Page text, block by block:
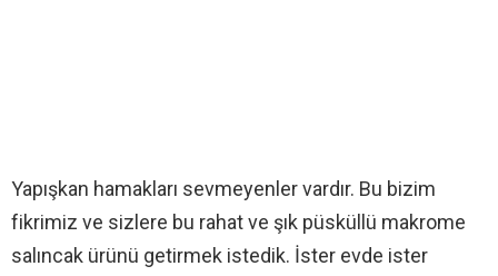
Yapışkan hamakları sevmeyenler vardır. Bu bizim
fikrimiz ve sizlere bu rahat ve şık püsküllü makrome
salıncak ürünü getirmek istedik. İster evde ister